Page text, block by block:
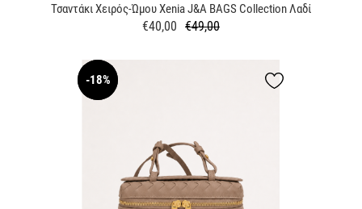
Τσαντάκι Χειρός-Ώμου Xenia J&A BAGS Collection Λαδί
Κανονική
€49,00
Τιμή
€40,00
NEW
-18%